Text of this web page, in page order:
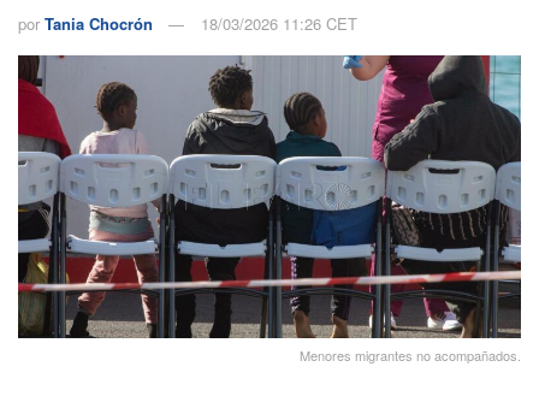
por Tania Chocrón 18/03/2026 11:26 CET
Menores migrantes no acompañados.